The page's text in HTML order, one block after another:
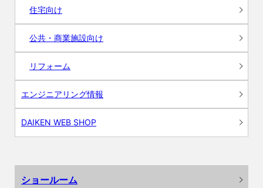
住宅向け
公共・商業施設向け
リフォーム
エンジニアリング情報
DAIKEN WEB SHOP
ショールーム